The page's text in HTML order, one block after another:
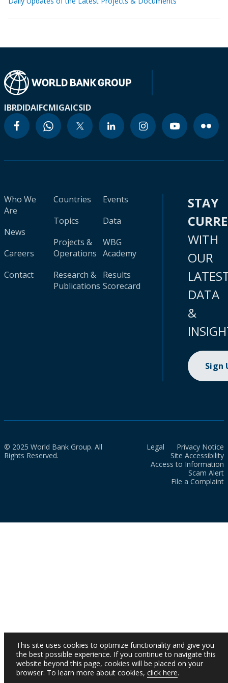
IBRDIDAIFCMIGAICSID
Who We
Are
News
Careers
Contact
Countries
Topics
Projects &
Operations
Research &
Publications
Events
Data
WBG
Academy
Results
Scorecard
STAY
WITH
OUR
DATA
&
Sign
© 2025 World Bank Group. All
Rights Reserved.
Legal
Privacy Notice
Site Accessibility
Access to Information
Scam Alert
File a Complaint
This site uses cookies to optimize functionality and give you
the best possible experience. If you continue to navigate this
website beyond this page, cookies will be placed on your
browser. To learn more about cookies, click here.